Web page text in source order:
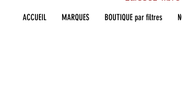
ACCUEIL MARQUES BOUTIQUE par filtres